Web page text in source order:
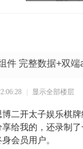
件 完整数据+双
| 显示全部楼层
博二开太子娱乐棋
给我的，还录制
会员用户。